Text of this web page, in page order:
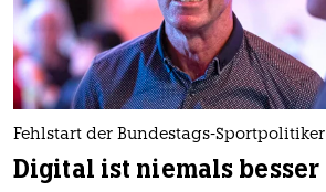
Fehlstart der Bundestags-Sportpolitiker
Digital ist niemals besser